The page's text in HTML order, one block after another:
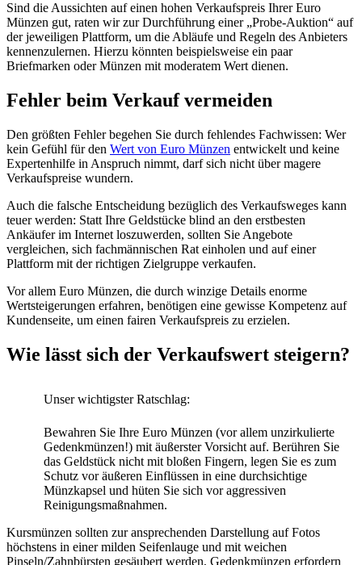
Sind die Aussichten auf einen hohen Verkaufspreis Ihrer Euro
Münzen gut, raten wir zur Durchführung einer „Probe-Auktion“ auf
der jeweiligen Plattform, um die Abläufe und Regeln des Anbieters
kennenzulernen. Hierzu könnten beispielsweise ein paar
Briefmarken oder Münzen mit moderatem Wert dienen.
Fehler beim Verkauf vermeiden
Den größten Fehler begehen Sie durch fehlendes Fachwissen: Wer
kein Gefühl für den Wert von Euro Münzen entwickelt und keine
Expertenhilfe in Anspruch nimmt, darf sich nicht über magere
Verkaufspreise wundern.
Auch die falsche Entscheidung bezüglich des Verkaufsweges kann
teuer werden: Statt Ihre Geldstücke blind an den erstbesten
Ankäufer im Internet loszuwerden, sollten Sie Angebote
vergleichen, sich fachmännischen Rat einholen und auf einer
Plattform mit der richtigen Zielgruppe verkaufen.
Vor allem Euro Münzen, die durch winzige Details enorme
Wertsteigerungen erfahren, benötigen eine gewisse Kompetenz auf
Kundenseite, um einen fairen Verkaufspreis zu erzielen.
Wie lässt sich der Verkaufswert steigern?
Unser wichtigster Ratschlag:
Bewahren Sie Ihre Euro Münzen (vor allem unzirkulierte
Gedenkmünzen!) mit äußerster Vorsicht auf. Berühren Sie
das Geldstück nicht mit bloßen Fingern, legen Sie es zum
Schutz vor äußeren Einflüssen in eine durchsichtige
Münzkapsel und hüten Sie sich vor aggressiven
Reinigungsmaßnahmen.
Kursmünzen sollten zur ansprechenden Darstellung auf Fotos
höchstens in einer milden Seifenlauge und mit weichen
Pinseln/Zahnbürsten gesäubert werden, Gedenkmünzen erfordern